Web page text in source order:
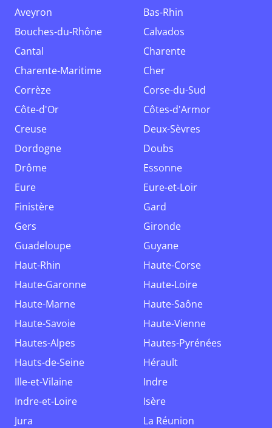
Aveyron
Bas-Rhin
Bouches-du-Rhône
Calvados
Cantal
Charente
Charente-Maritime
Cher
Corrèze
Corse-du-Sud
Côte-d'Or
Côtes-d'Armor
Creuse
Deux-Sèvres
Dordogne
Doubs
Drôme
Essonne
Eure
Eure-et-Loir
Finistère
Gard
Gers
Gironde
Guadeloupe
Guyane
Haut-Rhin
Haute-Corse
Haute-Garonne
Haute-Loire
Haute-Marne
Haute-Saône
Haute-Savoie
Haute-Vienne
Hautes-Alpes
Hautes-Pyrénées
Hauts-de-Seine
Hérault
Ille-et-Vilaine
Indre
Indre-et-Loire
Isère
Jura
La Réunion